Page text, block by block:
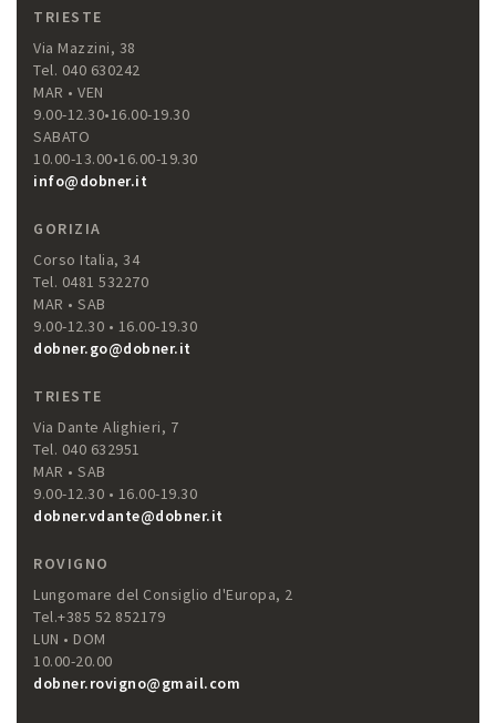
TRIESTE
Via Mazzini, 38
Tel. 040 630242
MAR • VEN
9.00-12.30•16.00-19.30
SABATO
10.00-13.00•16.00-19.30
info@dobner.it
GORIZIA
Corso Italia, 34
Tel. 0481 532270
MAR • SAB
9.00-12.30 • 16.00-19.30
dobner.go@dobner.it
TRIESTE
Via Dante Alighieri, 7
Tel. 040 632951
MAR • SAB
9.00-12.30 • 16.00-19.30
dobner.vdante@dobner.it
ROVIGNO
Lungomare del Consiglio d'Europa, 2
Tel.+385 52 852179
LUN • DOM
10.00-20.00
dobner.rovigno@gmail.com